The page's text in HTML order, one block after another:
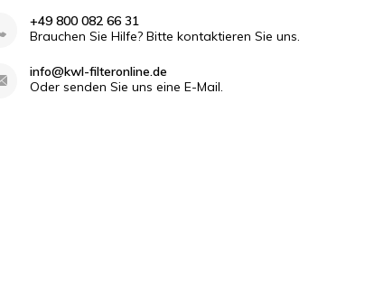
+49 800 082 66 31
Brauchen Sie Hilfe? Bitte kontaktieren Sie uns.
info@kwl-filteronline.de
Oder senden Sie uns eine E-Mail.